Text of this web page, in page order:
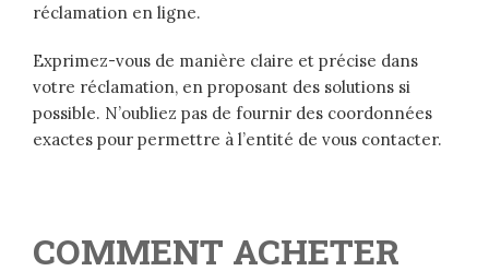
réclamation en ligne.
Exprimez-vous de manière claire et précise dans
votre réclamation, en proposant des solutions si
possible. N’oubliez pas de fournir des coordonnées
exactes pour permettre à l’entité de vous contacter.
COMMENT ACHETER